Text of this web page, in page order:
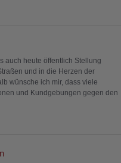
auch heute öffentlich Stellung
und in die Herzen der
wünsche ich mir, dass viele
und Kundgebungen gegen den